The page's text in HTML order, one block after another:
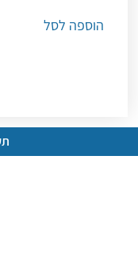
הוספה לסל